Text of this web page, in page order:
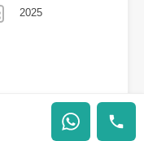
2025